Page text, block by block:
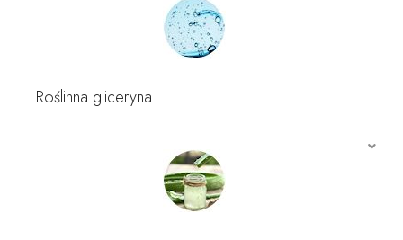
Roślinna gliceryna